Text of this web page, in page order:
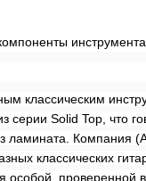
классическим
серии Solid Top, что
ламината. Компания
классических
проверенной